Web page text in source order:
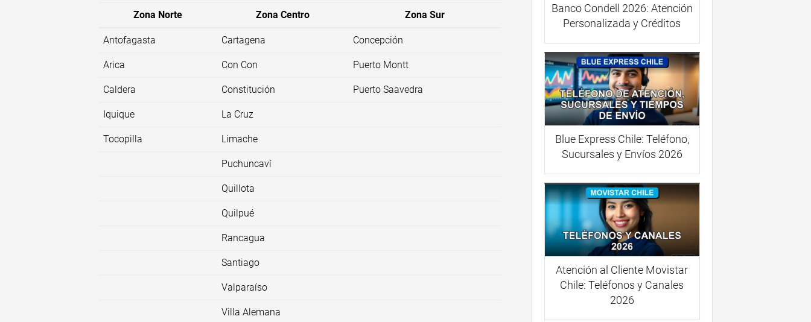
Zona Norte Zona Centro Zona Sur
Antofagasta Cartagena Concepción
Arica Con Con Puerto Montt
Caldera Constitución Puerto Saavedra
Iquique La Cruz
Tocopilla Limache
Puchuncaví
Quillota
Quilpué
Rancagua
Santiago
Valparaíso
Villa Alemana
Banco Condell 2026: Atención
Personalizada y Créditos
Blue Express Chile: Teléfono,
Sucursales y Envíos 2026
Atención al Cliente Movistar
Chile: Teléfonos y Canales
2026